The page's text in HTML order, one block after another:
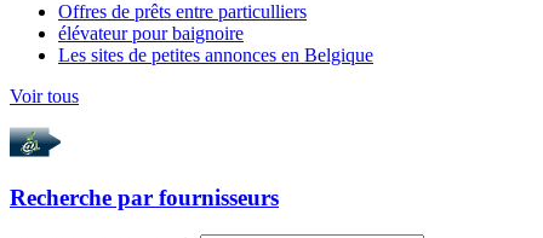
Offres de prêts entre particulliers
élévateur pour baignoire
Les sites de petites annonces en Belgique
Voir tous
Recherche par fournisseurs